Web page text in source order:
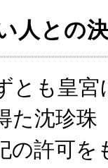
人との
とも皇宮
た沈珍珠
の許可を